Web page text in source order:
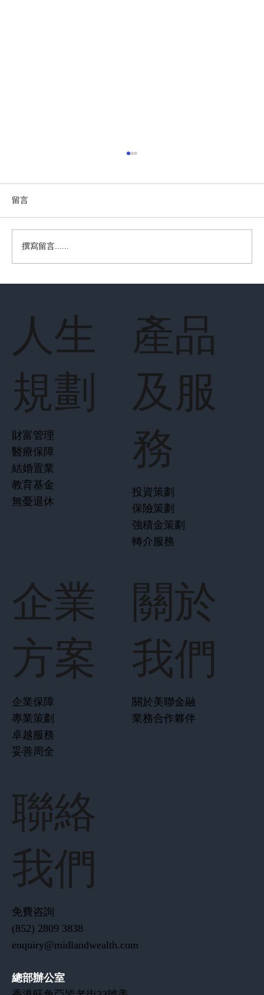
財經360 【來自樺加沙的警鐘】
留言
撰寫留言......
人生
規劃
財富管理
醫療保障
結婚置業
教育基金
無憂退休
產品
及服
務
投資策劃
保險策劃
強積金策劃
轉介服務
企業
方案
企業保障
專業策劃
卓越服務
妥善周全
關於
我們
關於美聯金融
業務合作夥伴
聯絡
我們
免費咨詢
(852) 2809 3838
enquiry@midlandwealth.com
總部辦公室